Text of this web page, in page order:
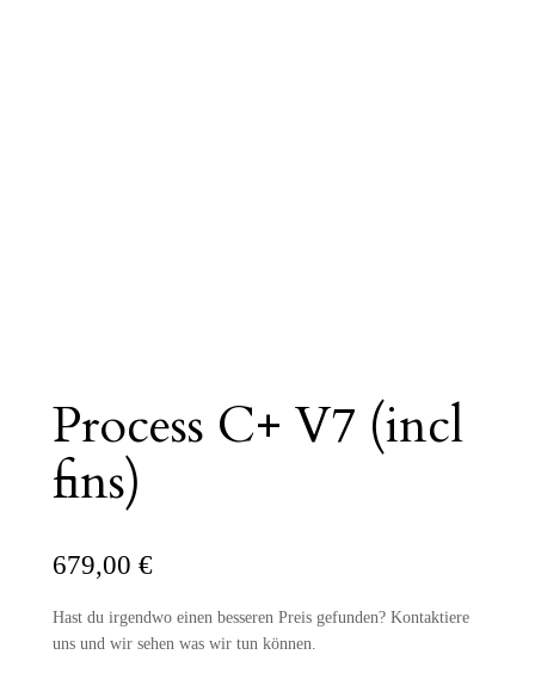
Process C+ V7 (incl
fins)
679,00 €
Hast du irgendwo einen besseren Preis gefunden? Kontaktiere
uns und wir sehen was wir tun können.